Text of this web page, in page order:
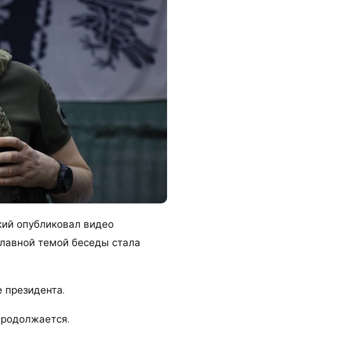
опубликовал видео
темой беседы стала